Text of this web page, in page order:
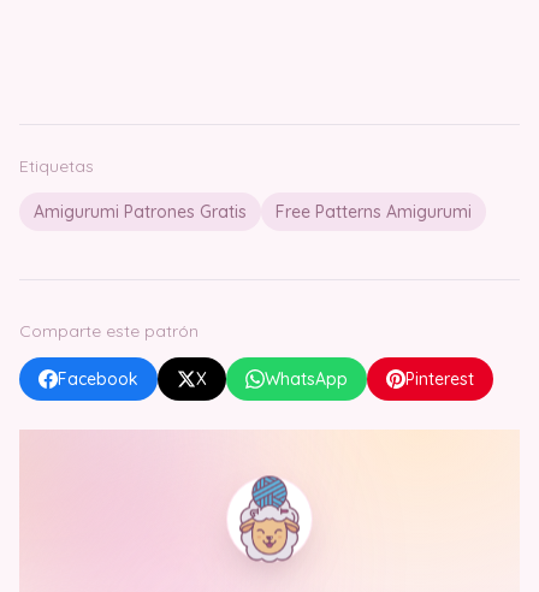
Etiquetas
Amigurumi Patrones Gratis Free Patterns Amigurumi
Comparte este patrón
Facebook X WhatsApp Pinterest